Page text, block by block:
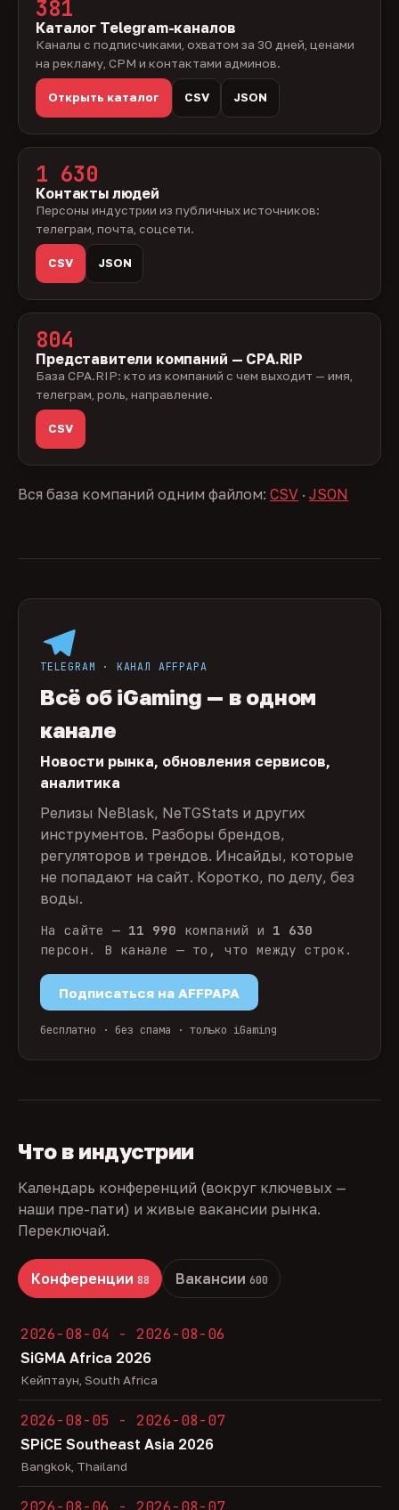
381
Каталог Telegram-каналов
Каналы с подписчиками, охватом за 30 дней, ценами
на рекламу, CPM и контактами админов.
Открыть каталог CSV JSON
1 630
Контакты людей
Персоны индустрии из публичных источников:
телеграм, почта, соцсети.
CSV JSON
804
Представители компаний — CPA.RIP
База CPA.RIP: кто из компаний с чем выходит — имя,
телеграм, роль, направление.
CSV
Вся база компаний одним файлом: CSV · JSON
TELEGRAM · КАНАЛ AFFPAPA
Всё об iGaming — в одном
канале
Новости рынка, обновления сервисов,
аналитика
Релизы NeBlask, NeTGStats и других
инструментов. Разборы брендов,
регуляторов и трендов. Инсайды, которые
не попадают на сайт. Коротко, по делу, без
воды.
На сайте — 11 990 компаний и 1 630
персон. В канале — то, что между строк.
Подписаться на AFFPAPA
бесплатно · без спама · только iGaming
Что в индустрии
Календарь конференций (вокруг ключевых —
наши пре-пати) и живые вакансии рынка.
Переключай.
Конференции 88 Вакансии 600
2026-08-04 - 2026-08-06
SiGMA Africa 2026
Кейптаун, South Africa
2026-08-05 - 2026-08-07
SPiCE Southeast Asia 2026
Bangkok, Thailand